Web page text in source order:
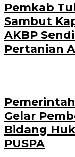
Pemkab
Sambut
AKBP
Pertanian
Gelar
Bidang
PUSPA